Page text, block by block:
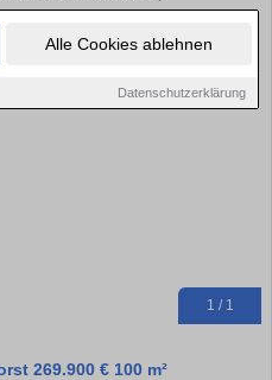
Alle Cookies ablehnen
Datenschutzerklärung
1 / 1
269.900 € 100 m²